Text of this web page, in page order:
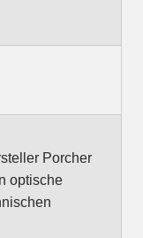
Porcher
optische